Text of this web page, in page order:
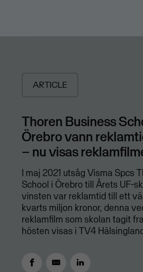
ARTICLE
Thoren Business
Örebro vann
– nu visas
I maj 2021 utsåg Visma Spcs
School i Örebro till Årets UF-
vinsten var reklamtid till ett
kvarts miljon kronor, denna
reklamfilm som skolan tagit
hösten visas i TV4